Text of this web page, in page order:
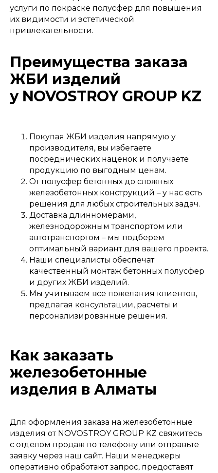
услуги по покраске полусфер для повышения
их видимости и эстетической
привлекательности.
Преимущества заказа
ЖБИ изделий
у NOVOSTROY GROUP KZ
Покупая ЖБИ изделия напрямую у
производителя, вы избегаете
посреднических наценок и получаете
продукцию по выгодным ценам.
От полусфер бетонных до сложных
железобетонных конструкций – у нас есть
решения для любых строительных задач.
Доставка длинномерами,
железнодорожным транспортом или
автотранспортом – мы подберем
оптимальный вариант для вашего проекта.
Наши специалисты обеспечат
качественный монтаж бетонных полусфер
и других ЖБИ изделий.
Мы учитываем все пожелания клиентов,
предлагая консультации, расчеты и
персонализированные решения.
Как заказать
железобетонные
изделия в Алматы
Для оформления заказа на железобетонные
изделия от NOVOSTROY GROUP KZ свяжитесь
с отделом продаж по телефону или отправьте
заявку через наш сайт. Наши менеджеры
оперативно обработают запрос, предоставят